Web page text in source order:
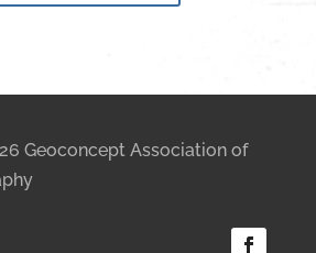
Geoconcept Association of